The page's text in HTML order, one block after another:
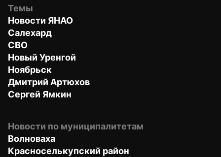
Темы
Новости ЯНАО
Салехард
СВО
Новый Уренгой
Ноябрьск
Дмитрий Артюхов
Сергей Ямкин
Новости по муниципалитетам
Волноваха
Красноселькупский район